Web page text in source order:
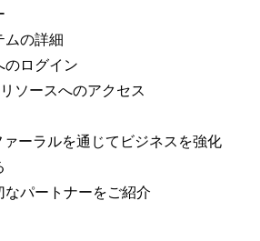
ムの詳細
のログイン
ソースへのアクセス
ァーラルを通じてビジネスを強化
パートナーをご紹介